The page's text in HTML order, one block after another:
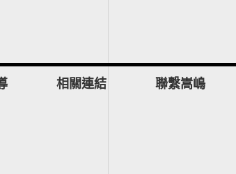
相關連結 聯繫嵩嶋